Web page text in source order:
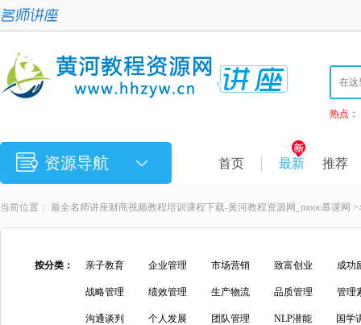
热点：
资源导航 首页 最新 推荐
当前位置： 最全名师讲座财商视频教程培训课程下载-黄河教程资源网_mooc慕课网 >
按分类： 亲子教育 企业管理 市场营销 致富创业 成功
战略管理 绩效管理 生产物流 品质管理 管理
沟通谈判 个人发展 团队管理 NLP潜能 国学